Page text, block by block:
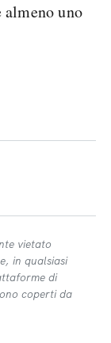
almeno uno
vietato
in qualsiasi
di
coperti da